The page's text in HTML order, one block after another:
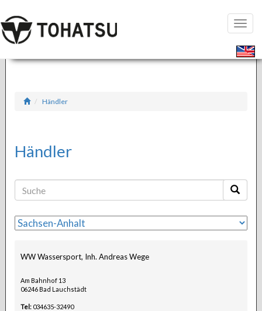
öffnen
Händler
Händler
WW Wassersport, Inh. Andreas Wege
Am Bahnhof 13
06246 Bad Lauchstädt
Tel:034635-32490